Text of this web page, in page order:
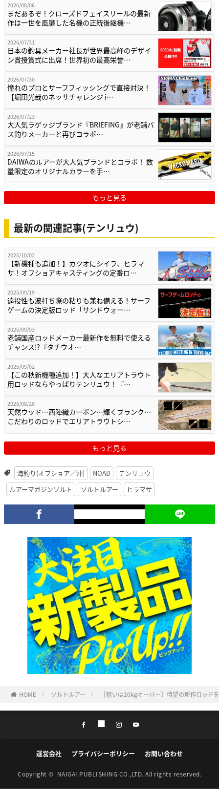
2026/08/06
まだあるぞ！クローズドフェイスリールの最新
作は一世を風靡した名機の正統後継機…
2026/07/31
日本の釣具メーカー社長が世界最高峰のデザイ
ン賞授賞式に出席！世界初の最高栄誉…
2026/07/30
憧れのプロとサーフフィッシングで直接対決！
【堀田光哉のネッサチャレンジ i…
2026/07/23
大人気ラゲッジブランド『BRIEFING』が老舗バ
ス釣りメーカーと再びコラボ…
2026/07/15
DAIWAのルアーが大人気ブランドとコラボ！ 数
量限定のオリジナルカラーを手…
もっと見る
最新の関連記事(テンリュウ)
2025/10/02
【新機種も追加！】カツオにシイラ、ヒラマ
サ！オフショアキャスティングの定番ロ…
2025/09/19
遠投性も波打ち際の粘りも兼ね備える！サーフ
ゲームの決定版ロッド「サンドウォー…
2025/09/03
老舗国産ロッドメーカー最新作を無料で使える
チャンス⁉『タチウオ…
2025/09/02
【この秋新機種追加！】大人なエリアトラウト
用ロッドならやっぱりテンリュウ！『…
2025/08/20
天然ウッド…西陣織カーボン…輝くブランク…
こだわりのロッドでエリアトラウトシ…
もっと見る
海釣り(オフショア／沖) NOAD
テンリュウ
ルアーマガジンソルト
ソルトルアー ヒラマサ
HOME ソルトルアー ［狙いは20kgオーバー］待望の新作ロッド
運営会社 プライバシーポリシー お問い合わせ
Copyright © NAIGAI PUBLISHING CO.,LTD. All rights reserved.